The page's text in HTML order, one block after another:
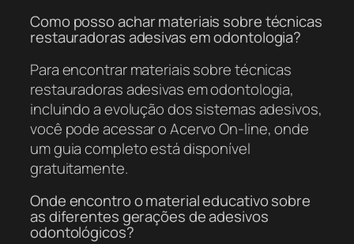
Como posso achar materiais sobre técnicas
restauradoras adesivas em odontologia?
Para encontrar materiais sobre técnicas
restauradoras adesivas em odontologia,
incluindo a evolução dos sistemas adesivos,
você pode acessar o Acervo On-line, onde
um guia completo está disponível
gratuitamente.
Onde encontro o material educativo sobre
as diferentes gerações de adesivos
odontológicos?